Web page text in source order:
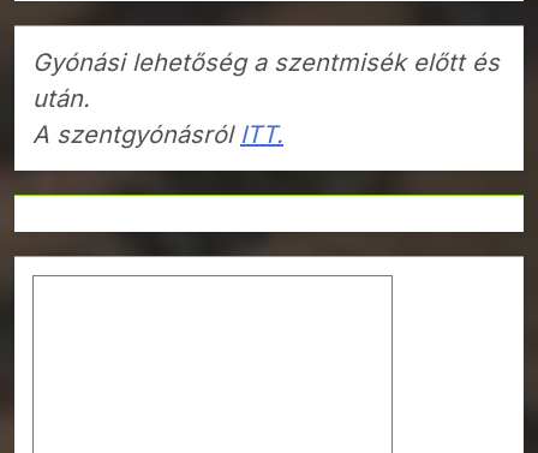
Gyónási lehetőség a szentmisék előtt és
után.
A szentgyónásról ITT.